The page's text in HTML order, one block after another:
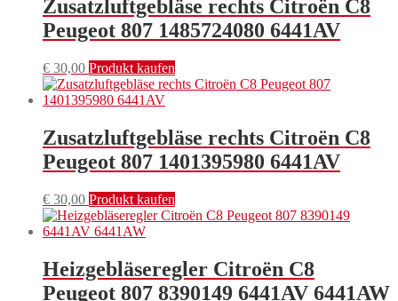
Zusatzluftgebläse rechts Citroën C8
Peugeot 807 1485724080 6441AV
€ 30,00 Produkt kaufen
Zusatzluftgebläse rechts Citroën C8
Peugeot 807 1401395980 6441AV
€ 30,00 Produkt kaufen
Heizgebläseregler Citroën C8
Peugeot 807 8390149 6441AV 6441AW